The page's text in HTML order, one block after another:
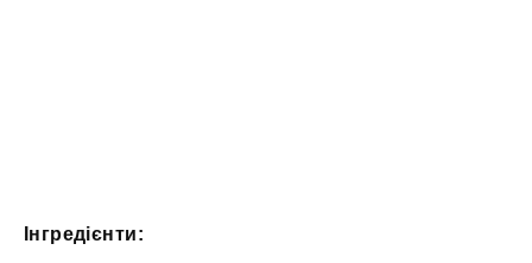
Інгредієнти: